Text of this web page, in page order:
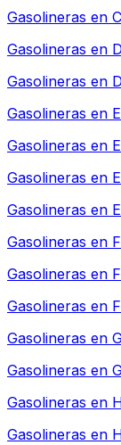
Gasolineras en
Gasolineras en
Gasolineras en
Gasolineras en
Gasolineras en
Gasolineras en
Gasolineras en
Gasolineras en
Gasolineras en
Gasolineras en
Gasolineras en
Gasolineras en
Gasolineras en
Gasolineras en